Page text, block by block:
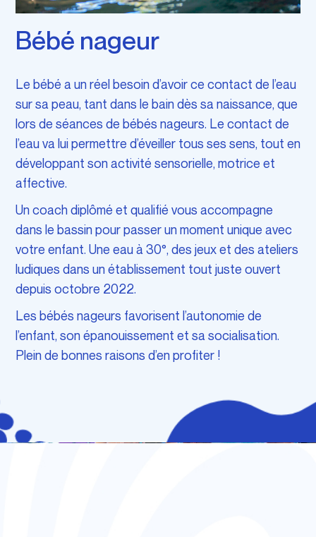
Bébé nageur
Le bébé a un réel besoin d’avoir ce contact de l’eau
sur sa peau, tant dans le bain dès sa naissance, que
lors de séances de bébés nageurs. Le contact de
l’eau va lui permettre d’éveiller tous ses sens, tout en
développant son activité sensorielle, motrice et
affective.
Un coach diplômé et qualifié vous accompagne
dans le bassin pour passer un moment unique avec
votre enfant. Une eau à 30°, des jeux et des ateliers
ludiques dans un établissement tout juste ouvert
depuis octobre 2022.
Les bébés nageurs favorisent l’autonomie de
l’enfant, son épanouissement et sa socialisation.
Plein de bonnes raisons d’en profiter !